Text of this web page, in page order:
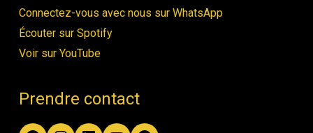
Connectez-vous avec nous sur WhatsApp
Écouter sur Spotify
Voir sur YouTube
Prendre contact